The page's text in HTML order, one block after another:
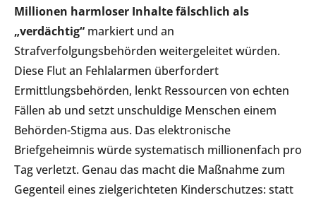
Millionen harmloser Inhalte fälschlich als
„verdächtig“ markiert und an
Strafverfolgungsbehörden weitergeleitet würden.
Diese Flut an Fehlalarmen überfordert
Ermittlungsbehörden, lenkt Ressourcen von echten
Fällen ab und setzt unschuldige Menschen einem
Behörden-Stigma aus. Das elektronische
Briefgeheimnis würde systematisch millionenfach pro
Tag verletzt. Genau das macht die Maßnahme zum
Gegenteil eines zielgerichteten Kinderschutzes: statt